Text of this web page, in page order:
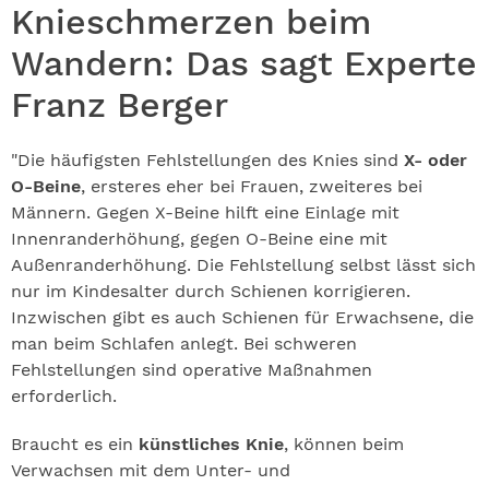
Knieschmerzen beim
Wandern: Das sagt Experte
Franz Berger
"Die häufigsten Fehlstellungen des Knies sind X- oder
O-Beine, ersteres eher bei Frauen, zweiteres bei
Männern. Gegen X-Beine hilft eine Einlage mit
Innenranderhöhung, gegen O-Beine eine mit
Außenranderhöhung. Die Fehlstellung selbst lässt sich
nur im Kindesalter durch Schienen korrigieren.
Inzwischen gibt es auch Schienen für Erwachsene, die
man beim Schlafen anlegt. Bei schweren
Fehlstellungen sind operative Maßnahmen
erforderlich.
Braucht es ein künstliches Knie, können beim
Verwachsen mit dem Unter- und